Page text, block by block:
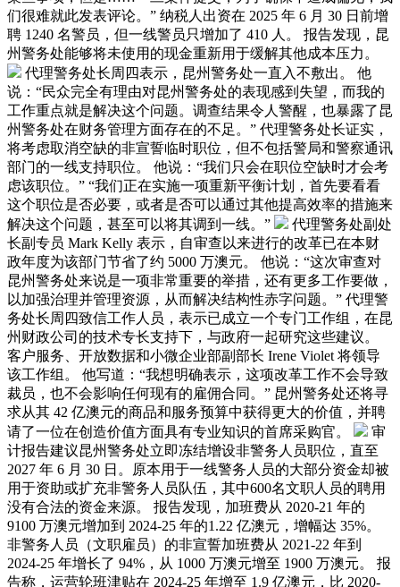
们很难就此发表评论。” 纳税人出资在 2025 年 6 月 30 日前增
聘 1240 名警员，但一线警员只增加了 410 人。 报告发现，昆
州警务处能够将未使用的现金重新用于缓解其他成本压力。
代理警务处长周四表示，昆州警务处一直入不敷出。 他
说：“民众完全有理由对昆州警务处的表现感到失望，而我的
工作重点就是解决这个问题。调查结果令人警醒，也暴露了昆
州警务处在财务管理方面存在的不足。” 代理警务处长证实，
将考虑取消空缺的非宣誓临时职位，但不包括警局和警察通讯
部门的一线支持职位。 他说：“我们只会在职位空缺时才会考
虑该职位。” “我们正在实施一项重新平衡计划，首先要看看
这个职位是否必要，或者是否可以通过其他提高效率的措施来
解决这个问题，甚至可以将其调到一线。”
代理警务处副处
长副专员 Mark Kelly 表示，自审查以来进行的改革已在本财
政年度为该部门节省了约 5000 万澳元。 他说：“这次审查对
昆州警务处来说是一项非常重要的举措，还有更多工作要做，
以加强治理并管理资源，从而解决结构性赤字问题。” 代理警
务处长周四致信工作人员，表示已成立一个专门工作组，在昆
州财政公司的技术专长支持下，与政府一起研究这些建议。
客户服务、开放数据和小微企业部副部长 Irene Violet 将领导
该工作组。 他写道：“我想明确表示，这项改革工作不会导致
裁员，也不会影响任何现有的雇佣合同。” 昆州警务处还将寻
求从其 42 亿澳元的商品和服务预算中获得更大的价值，并聘
请了一位在创造价值方面具有专业知识的首席采购官。
审
计报告建议昆州警务处立即冻结增设非警务人员职位，直至
2027 年 6 月 30 日。原本用于一线警务人员的大部分资金却被
用于资助或扩充非警务人员队伍，其中600名文职人员的聘用
没有合法的资金来源。 报告发现，加班费从 2020-21 年的
9100 万澳元增加到 2024-25 年的1.22 亿澳元，增幅达 35%。
非警务人员（文职雇员）的非宣誓加班费从 2021-22 年到
2024-25 年增长了 94%，从 1000 万澳元增至 1900 万澳元。 报
告称，运营轮班津贴在 2024-25 年增至 1.9 亿澳元，比 2020-